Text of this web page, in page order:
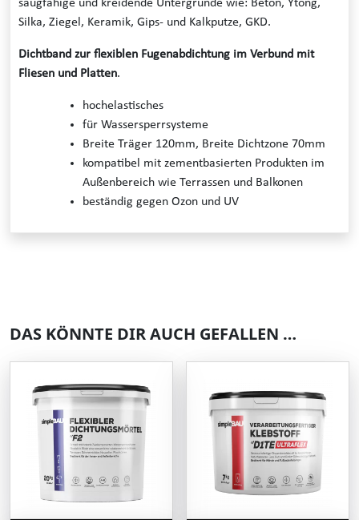
saugfähige und kreidende Untergründe wie: Beton, Ytong,
Silka, Ziegel, Keramik, Gips- und Kalkputze, GKD.
Dichtband zur flexiblen Fugenabdichtung im Verbund mit
Fliesen und Platten.
hochelastisches
für Wassersperrsysteme
Breite Träger 120mm, Breite Dichtzone 70mm
kompatibel mit zementbasierten Produkten im
Außenbereich wie Terrassen und Balkonen
beständig gegen Ozon und UV
DAS KÖNNTE DIR AUCH GEFALLEN …